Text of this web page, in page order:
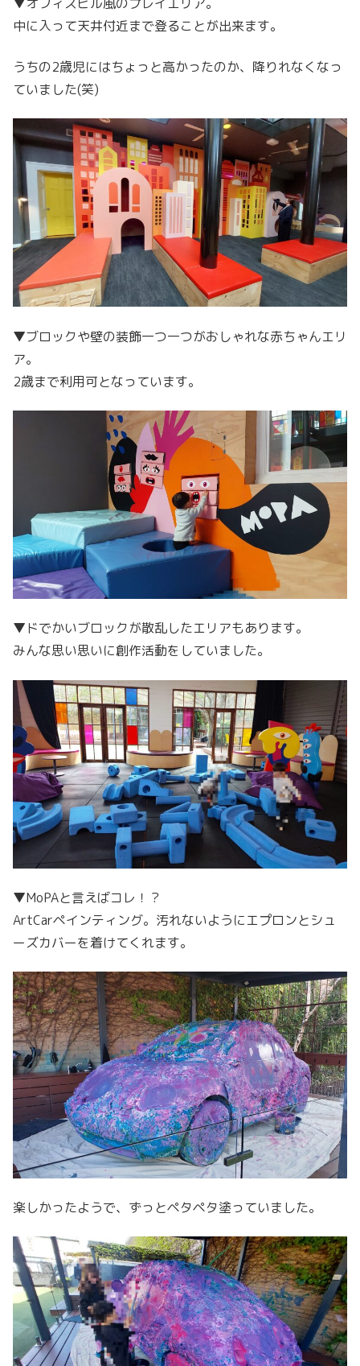
中に入って天井付近まで登ることが出来ます。
うちの2歳児にはちょっと高かったのか、降りれなくなっ
ていました(笑)
▼ブロックや壁の装飾一つ一つがおしゃれな赤ちゃんエリ
ア。
2歳まで利用可となっています。
▼ドでかいブロックが散乱したエリアもあります。
みんな思い思いに創作活動をしていました。
▼MoPAと言えばコレ！？
ArtCarペインティング。汚れないようにエプロンとシュ
ーズカバーを着けてくれます。
楽しかったようで、ずっとペタペタ塗っていました。